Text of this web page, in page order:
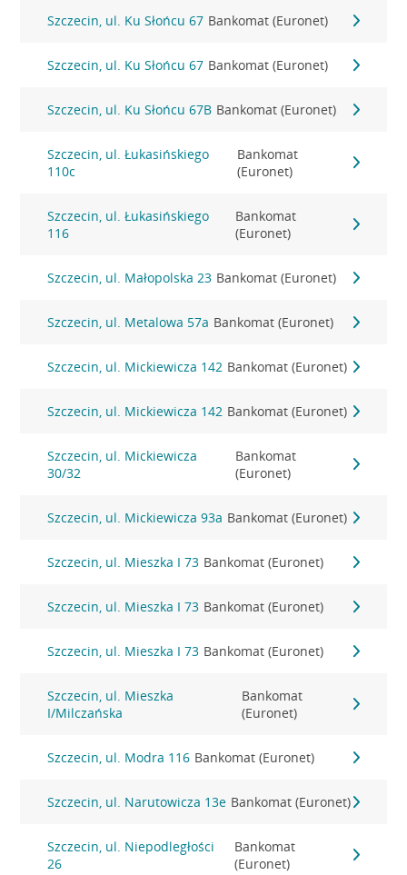
Szczecin, ul. Ku Słońcu 67 Bankomat (Euronet)
Szczecin, ul. Ku Słońcu 67 Bankomat (Euronet)
Szczecin, ul. Ku Słońcu 67B Bankomat (Euronet)
Szczecin, ul. Łukasińskiego
110c
Bankomat
(Euronet)
Szczecin, ul. Łukasińskiego
116
Bankomat
(Euronet)
Szczecin, ul. Małopolska 23 Bankomat (Euronet)
Szczecin, ul. Metalowa 57a Bankomat (Euronet)
Szczecin, ul. Mickiewicza 142 Bankomat (Euronet)
Szczecin, ul. Mickiewicza 142 Bankomat (Euronet)
Szczecin, ul. Mickiewicza
30/32
Bankomat
(Euronet)
Szczecin, ul. Mickiewicza 93a Bankomat (Euronet)
Szczecin, ul. Mieszka I 73 Bankomat (Euronet)
Szczecin, ul. Mieszka I 73 Bankomat (Euronet)
Szczecin, ul. Mieszka I 73 Bankomat (Euronet)
Szczecin, ul. Mieszka
I/Milczańska
Bankomat
(Euronet)
Szczecin, ul. Modra 116 Bankomat (Euronet)
Szczecin, ul. Narutowicza 13e Bankomat (Euronet)
Szczecin, ul. Niepodległości
26
Bankomat
(Euronet)